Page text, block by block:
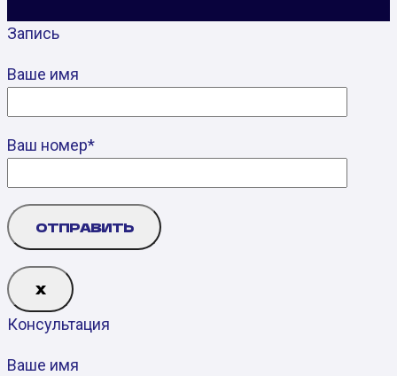
Запись
Ваше имя
Ваш номер*
Х
Консультация
Ваше имя